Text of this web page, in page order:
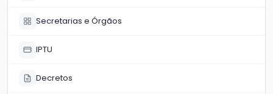
Secretarias e Órgãos
IPTU
Decretos